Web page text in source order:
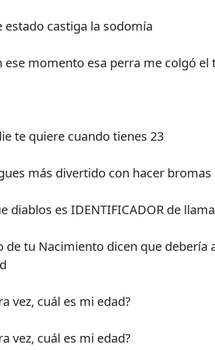
estado castiga la sodomía
ese momento esa perra me colgó el
te quiere cuando tienes 23
más divertido con hacer
diablos es IDENTIFICADOR de
de tu Nacimiento dicen que debería
vez, cuál es mi edad?
vez, cuál es mi edad?